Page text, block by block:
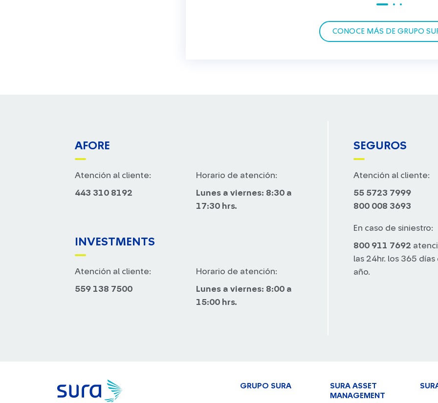
CONOCE MÁS DE GRUPO
AFORE
Atención al cliente:
443 310 8192
Horario de atención:
Lunes a viernes: 8:30 a
17:30 hrs.
INVESTMENTS
Atención al cliente:
559 138 7500
Horario de atención:
Lunes a viernes: 8:00 a
15:00 hrs.
SEGUROS
Atención al cliente:
55 5723 7999
800 008 3693
En caso de siniestro:
800 911 7692
las 24hr. los 365 días
año.
GRUPO SURA
SURA ASSET
MANAGEMENT